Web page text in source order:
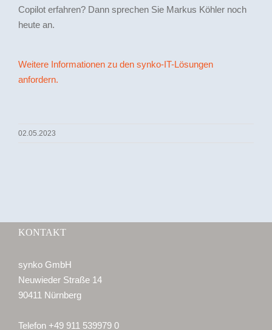
Copilot erfahren? Dann sprechen Sie Markus Köhler noch
heute an.
Weitere Informationen zu den synko-IT-Lösungen
anfordern.
02.05.2023
KONTAKT
synko GmbH
Neuwieder Straße 14
90411 Nürnberg
Telefon +49 911 539979 0